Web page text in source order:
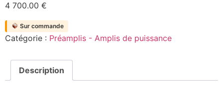
4 700.00 €
Sur commande
Catégorie : Préamplis - Amplis de puissance
Description